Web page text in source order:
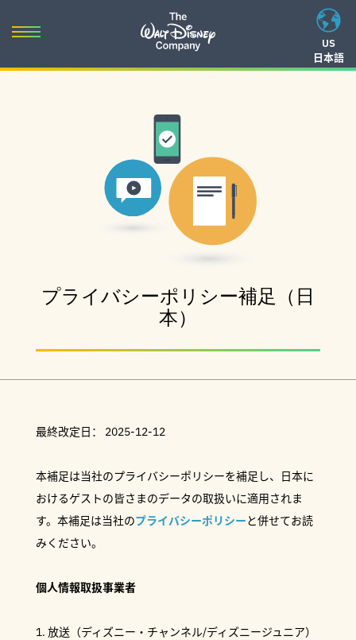
US
日本語
Toggle
プライバシーポリシー補足（日
本）
最終改定日： 2025-12-12
本補足は当社のプライバシーポリシーを補足し、日本に
おけるゲストの皆さまのデータの取扱いに適用されま
す。本補足は当社のプライバシーポリシーと併せてお読
みください。
個人情報取扱事業者
1. 放送（ディズニー・チャンネル/ディズニージュニア）